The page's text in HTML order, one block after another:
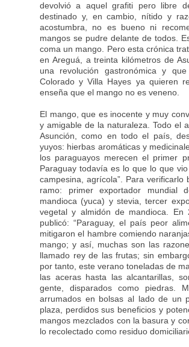
devolvió a aquel grafiti pero libre
destinado y, en cambio, nítido y
acostumbra, no es bueno ni
mangos se pudre delante de todos.
coma un mango. Pero esta crónica
en Areguá, a treinta kilómetros de
una revolución gastronómica y
Colorado y Villa Hayes ya quieren
enseña que el mango no es veneno.
El mango, que es inocente y muy
y amigable de la naturaleza. Todo el
Asunción, como en todo el país,
yuyos: hierbas aromáticas y
los paraguayos merecen el primer
Paraguay todavía es lo que lo que
campesina, agrícola”. Para
ramo: primer exportador mundial
mandioca (yuca) y stevia, tercer
vegetal y almidón de mandioca.
publicó: “Paraguay, el país peor
mitigaron el hambre comiendo
mango; y así, muchas son las
llamado rey de las frutas; sin
por tanto, este verano toneladas de
las aceras hasta las alcantarillas,
gente, disparados como piedras.
arrumados en bolsas al lado de un
plaza, perdidos sus beneficios y
mangos mezclados con la basura y
lo recolectado como residuo